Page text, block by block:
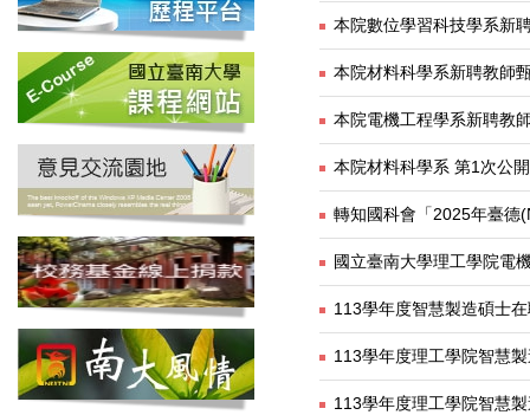
本院數位學習科技學系新
本院材料科學系新聘教師
本院電機工程學系新聘教
本院材料科學系 第1次公
轉知國科會「2025年臺德
國立臺南大學理工學院電
113學年度智慧製造碩士
113學年度理工學院智慧
113學年度理工學院智慧